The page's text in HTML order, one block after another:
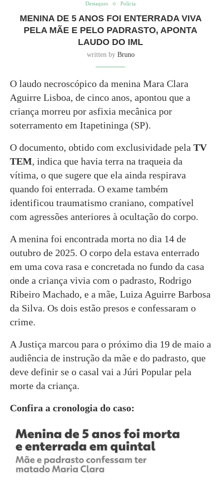
Destaques Polícia
MENINA DE 5 ANOS FOI ENTERRADA VIVA
PELA MÃE E PELO PADRASTO, APONTA
LAUDO DO IML
written by Bruno
O laudo necroscópico da menina Mara Clara
Aguirre Lisboa, de cinco anos, apontou que a
criança morreu por asfixia mecânica por
soterramento em Itapetininga (SP).
O documento, obtido com exclusividade pela TV
TEM, indica que havia terra na traqueia da
vítima, o que sugere que ela ainda respirava
quando foi enterrada. O exame também
identificou traumatismo craniano, compatível
com agressões anteriores à ocultação do corpo.
A menina foi encontrada morta no dia 14 de
outubro de 2025. O corpo dela estava enterrado
em uma cova rasa e concretada no fundo da casa
onde a criança vivia com o padrasto, Rodrigo
Ribeiro Machado, e a mãe, Luiza Aguirre Barbosa
da Silva. Os dois estão presos e confessaram o
crime.
A Justiça marcou para o próximo dia 19 de maio a
audiência de instrução da mãe e do padrasto, que
deve definir se o casal vai a Júri Popular pela
morte da criança.
Confira a cronologia do caso: